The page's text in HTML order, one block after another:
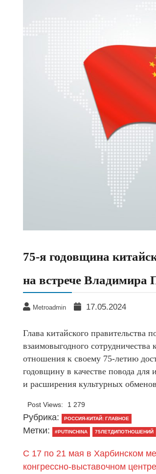
75-я годовщина
на встрече Владимира
Metroadmin 17.05.2024
Глава китайского правительства
взаимовыгодного
отношения к своему 75-летию
годовщину в качестве повода для
и расширения культурных
Post Views: 1 279
Рубрика: РОССИЯ-КИТАЙ: ГЛАВНОЕ
Метки: #PUTINCHINA 75ЛЕТДИПОТНОШЕНИЙ
С 17 по 21 мая в Харбинском
конгрессно-выставочном